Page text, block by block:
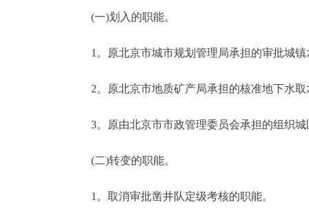
参与调查
走进北京
北京概况
ENGLISH
(一)划入的职能。
1。原北京市城市规划管理局承担的审批城镇
2。原北京市地质矿产局承担的核准地下水取
3。原由北京市市政管理委员会承担的组织
(二)转变的职能。
1。取消审批凿井队定级考核的职能。